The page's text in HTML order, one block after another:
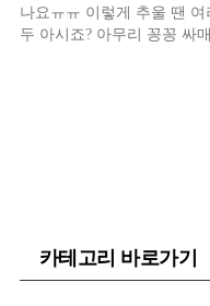
나요ㅠㅠ 이렇게 추울 땐
두 아시죠? 아무리 꽁꽁 싸
카테고리 바로가기